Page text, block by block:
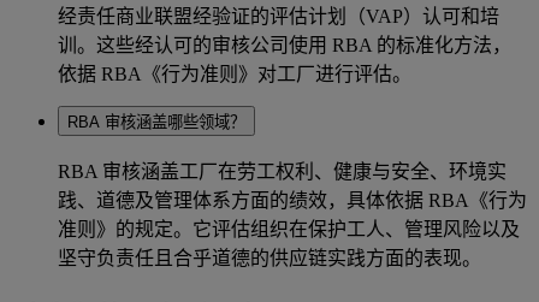
经责任商业联盟经验证的评估计划（VAP）认可和培
训。这些经认可的审核公司使用 RBA 的标准化方法，
依据 RBA《行为准则》对工厂进行评估。
RBA 审核涵盖哪些领域？
RBA 审核涵盖工厂在劳工权利、健康与安全、环境实
践、道德及管理体系方面的绩效，具体依据 RBA《行为
准则》的规定。它评估组织在保护工人、管理风险以及
坚守负责任且合乎道德的供应链实践方面的表现。